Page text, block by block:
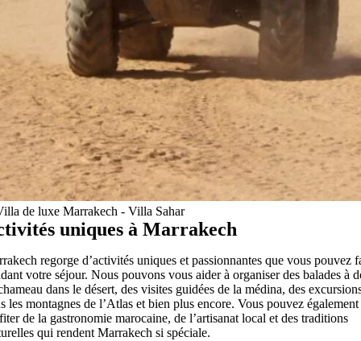
uniques à Marrakech
regorge d’activités uniques et passionnantes que vous pouvez
votre séjour. Nous pouvons vous aider à organiser des balades à
dans le désert, des visites guidées de la médina, des
les montagnes de l’Atlas et bien plus encore. Vous pouvez également
de la gastronomie marocaine, de l’artisanat local et des traditions
qui rendent Marrakech si spéciale.